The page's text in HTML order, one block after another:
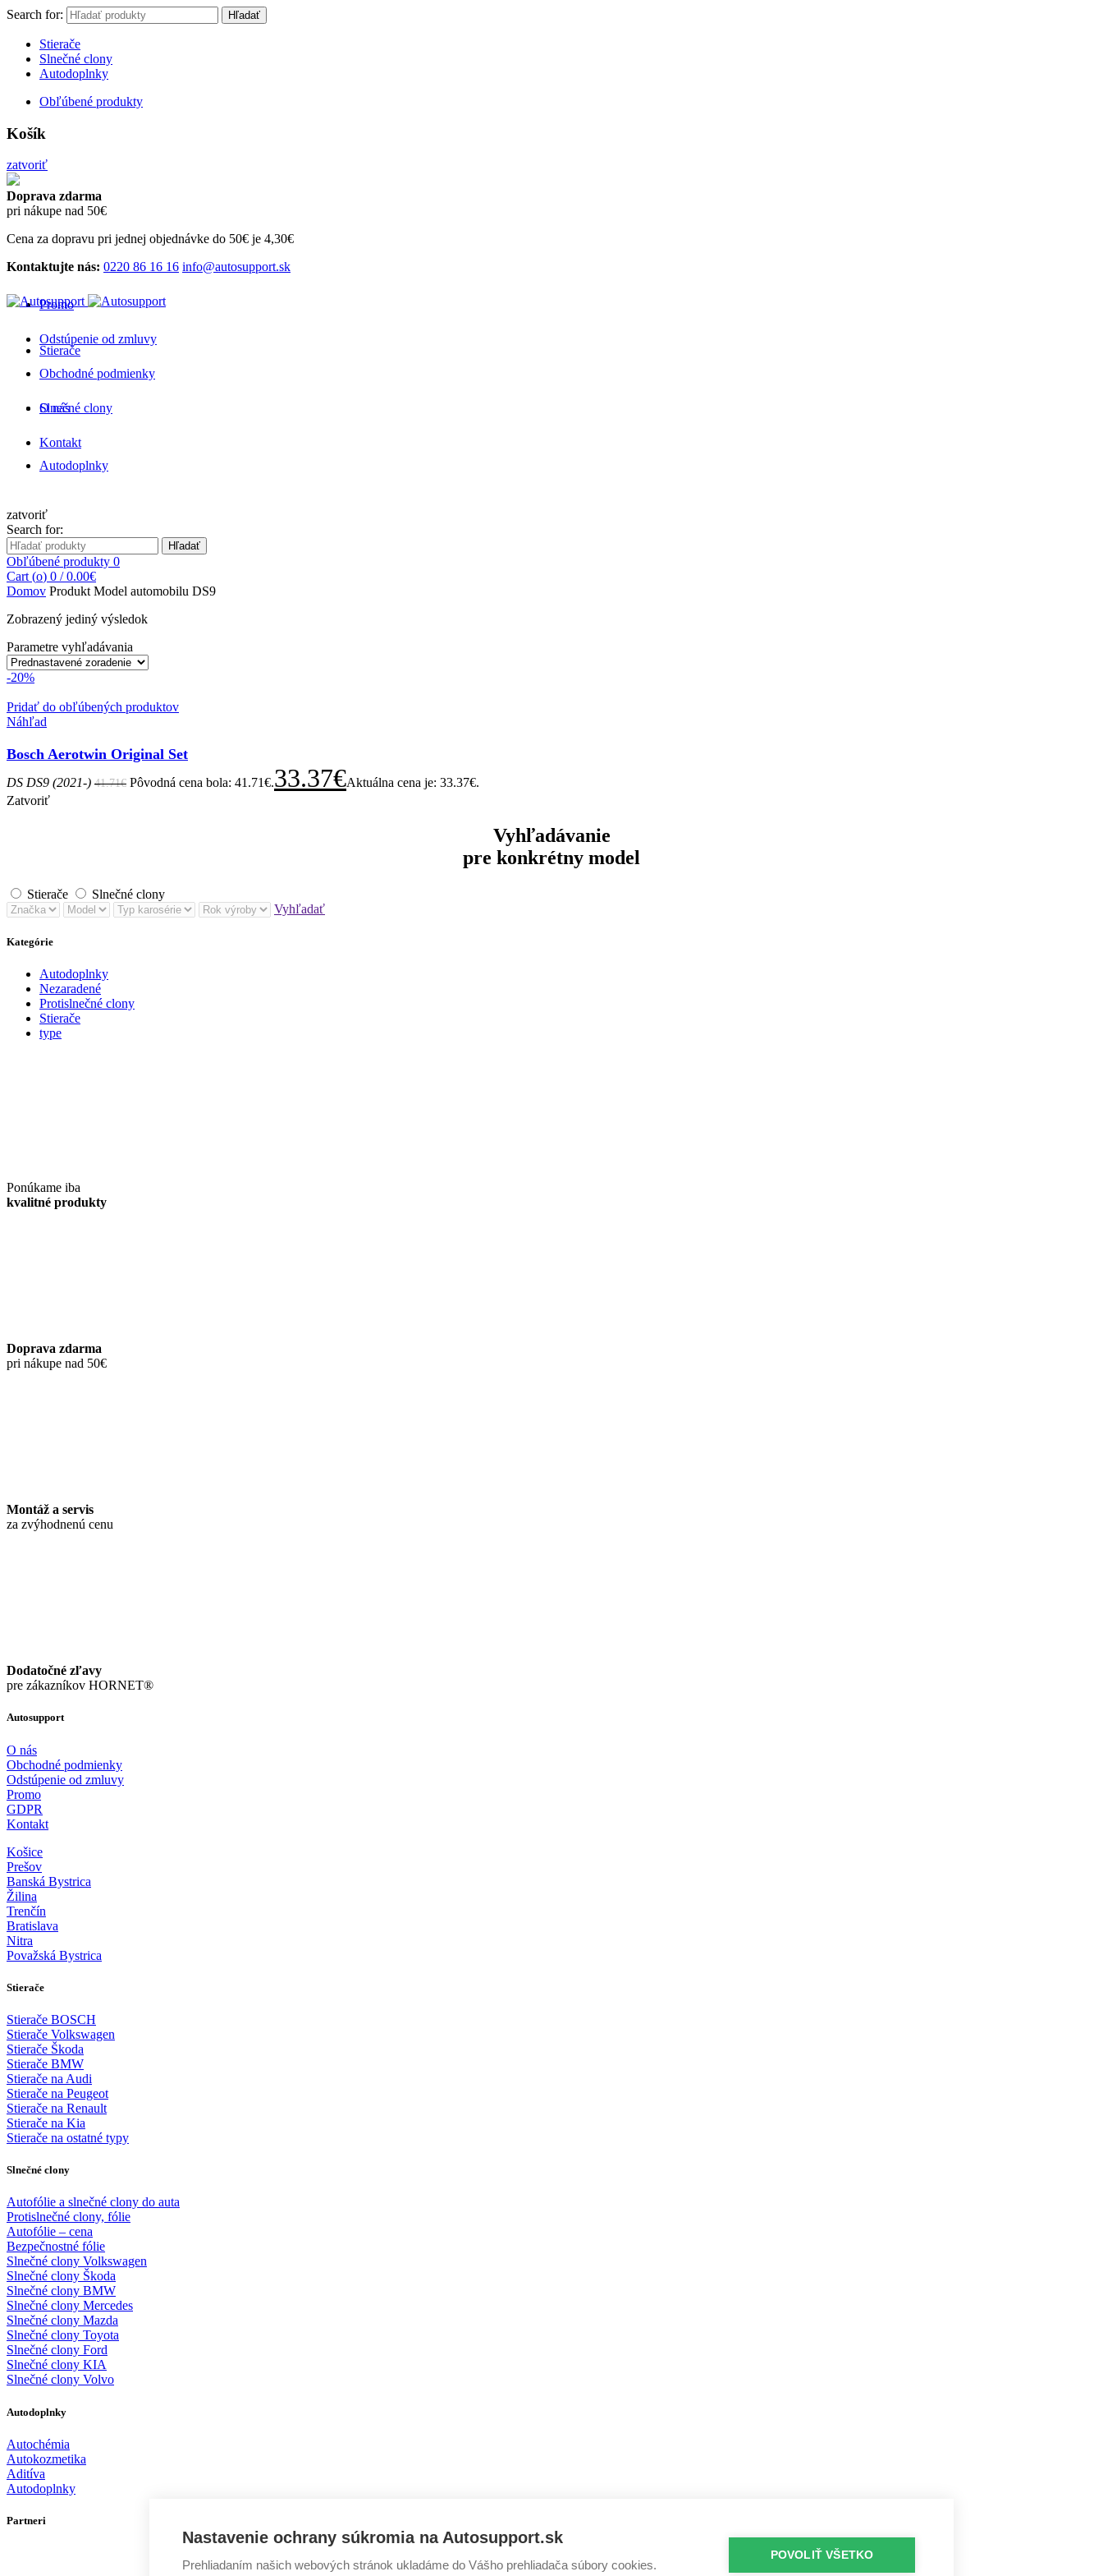
Search for: Hľadať
Stierače
Slnečné clony
Autodoplnky
Obľúbené produkty
Košík
zatvoriť
Doprava zdarma
pri nákupe nad 50€
Cena za dopravu pri jednej objednávke do 50€ je 4,30€
Kontaktujte nás: 0220 86 16 16 info@autosupport.sk
Promo
Odstúpenie od zmluvy
Obchodné podmienky
O nás
Kontakt
Stierače
Slnečné clony
Autodoplnky
zatvoriť
Search for:
Hľadať
Obľúbené produkty 0
Cart (o) 0 / 0.00€
Domov Produkt Model automobilu DS9
Zobrazený jediný výsledok
Parametre vyhľadávania
-20%
Pridať do obľúbených produktov
Náhľad
Bosch Aerotwin Original Set
DS DS9 (2021-) 41.71€ Pôvodná cena bola: 41.71€.33.37€Aktuálna cena je: 33.37€.
Zatvoriť
Vyhľadávanie
pre konkrétny model
Stierače
Slnečné clony
Vyhľadať
Kategórie
Autodoplnky
Nezaradené
Protislnečné clony
Stierače
type
Ponúkame iba
kvalitné produkty
Doprava zdarma
pri nákupe nad 50€
Montáž a servis
za zvýhodnenú cenu
Dodatočné zľavy
pre zákazníkov HORNET®
Autosupport
O nás
Obchodné podmienky
Odstúpenie od zmluvy
Promo
GDPR
Kontakt
Košice
Prešov
Banská Bystrica
Žilina
Trenčín
Bratislava
Nitra
Považská Bystrica
Stierače
Stierače BOSCH
Stierače Volkswagen
Stierače Škoda
Stierače BMW
Stierače na Audi
Stierače na Peugeot
Stierače na Renault
Stierače na Kia
Stierače na ostatné typy
Slnečné clony
Autofólie a slnečné clony do auta
Protislnečné clony, fólie
Autofólie – cena
Bezpečnostné fólie
Slnečné clony Volkswagen
Slnečné clony Škoda
Slnečné clony BMW
Slnečné clony Mercedes
Slnečné clony Mazda
Slnečné clony Toyota
Slnečné clony Ford
Slnečné clony KIA
Slnečné clony Volvo
Autodoplnky
Autochémia
Autokozmetika
Aditíva
Autodoplnky
Partneri
Nastavenie ochrany súkromia na Autosupport.sk
Prehliadaním našich webových stránok ukladáme do Vášho prehliadača súbory cookies.
POVOLIŤ VŠETKO